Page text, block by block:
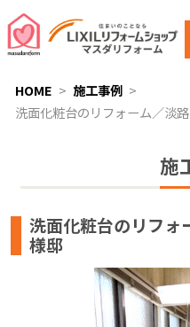
HOME
施工事例
洗面化粧台のリフォーム／淡
施
洗面化粧台のリフォ
様邸